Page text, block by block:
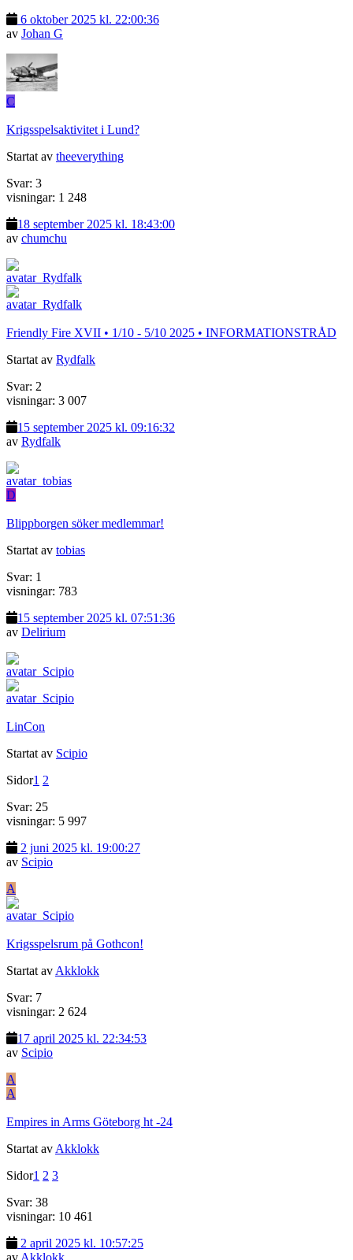
6 oktober 2025 kl. 22:00:36
av Johan G
C
Krigsspelsaktivitet i Lund?
Startat av theeverything
Svar: 3
visningar: 1 248
18 september 2025 kl. 18:43:00
av chumchu
Friendly Fire XVII • 1/10 - 5/10 2025 • INFORMATIONSTRÅD
Startat av Rydfalk
Svar: 2
visningar: 3 007
15 september 2025 kl. 09:16:32
av Rydfalk
D
Blippborgen söker medlemmar!
Startat av tobias
Svar: 1
visningar: 783
15 september 2025 kl. 07:51:36
av Delirium
LinCon
Startat av Scipio
Sidor1 2
Svar: 25
visningar: 5 997
2 juni 2025 kl. 19:00:27
av Scipio
A
Krigsspelsrum på Gothcon!
Startat av Akklokk
Svar: 7
visningar: 2 624
17 april 2025 kl. 22:34:53
av Scipio
A
A
Empires in Arms Göteborg ht -24
Startat av Akklokk
Sidor1 2 3
Svar: 38
visningar: 10 461
2 april 2025 kl. 10:57:25